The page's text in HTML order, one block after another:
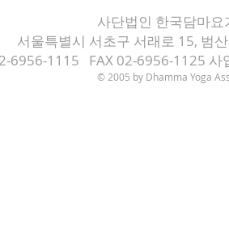
사단법인 한국담마요
서울특별시 서초구 서래로 15, 범
6956-1115 FAX 02-6956-1125 사
© 2005 by Dhamma Yoga